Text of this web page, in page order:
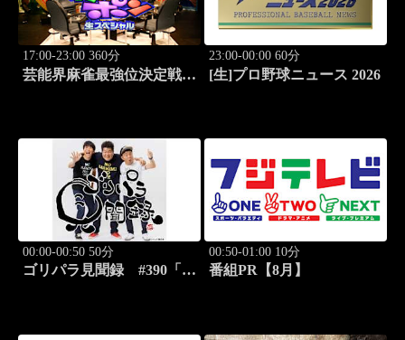
17:00-23:00 360分
芸能界麻雀最強位決定戦
23:00-00:00 60分
[生]プロ野球ニュース 2026
00:00-00:50 50分
ゴリパラ見聞録 #390「北
00:50-01:00 10分
番組PR【8月】